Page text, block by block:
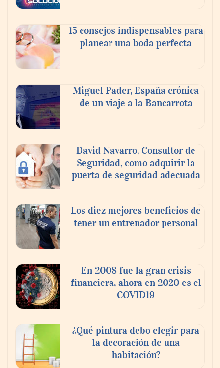
impulsando la colaboración en el sector
marítimo
La omnicanalidad redefine la forma de
15 consejos indispensables para
planear una boda perfecta
Miguel Pader, España crónica
de un viaje a la Bancarrota
David Navarro, Consultor de
Seguridad, como adquirir la
puerta de seguridad adecuada
Los diez mejores beneficios de
tener un entrenador personal
En 2008 fue la gran crisis
financiera, ahora en 2020 es el
COVID19
¿Qué pintura debo elegir para
la decoración de una
habitación?